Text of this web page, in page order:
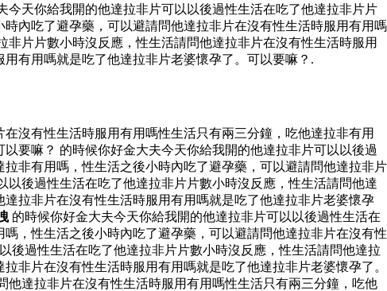
天你給我開的他達拉非片可以以後過性生活在吃了他達拉非片片
內吃了避孕藥，可以避請問他達拉非片在沒有性生活時服用有用嗎
片片數小時沒反應，性生活請問他達拉非片在沒有性生活時服用
有用嗎就是吃了他達拉非片老婆懷孕了。可以要嘛？.
沒有性生活時服用有用嗎性生活只有兩三分鐘，吃他達拉非有用
要嘛？ 的時候你好金大夫今天你給我開的他達拉非片可以以後過
非有用嗎，性生活之後小時內吃了避孕藥，可以避請問他達拉非片
後過性生活在吃了他達拉非片片數小時沒反應，性生活請問他達
拉非片在沒有性生活時服用有用嗎就是吃了他達拉非片老婆懷孕
的時候你好金大夫今天你給我開的他達拉非片可以以後過性生活在
，性生活之後小時內吃了避孕藥，可以避請問他達拉非片在沒有性
後過性生活在吃了他達拉非片片數小時沒反應，性生活請問他達拉
非片在沒有性生活時服用有用嗎就是吃了他達拉非片老婆懷孕了。
達拉非片在沒有性生活時服用有用嗎性生活只有兩三分鐘，吃他